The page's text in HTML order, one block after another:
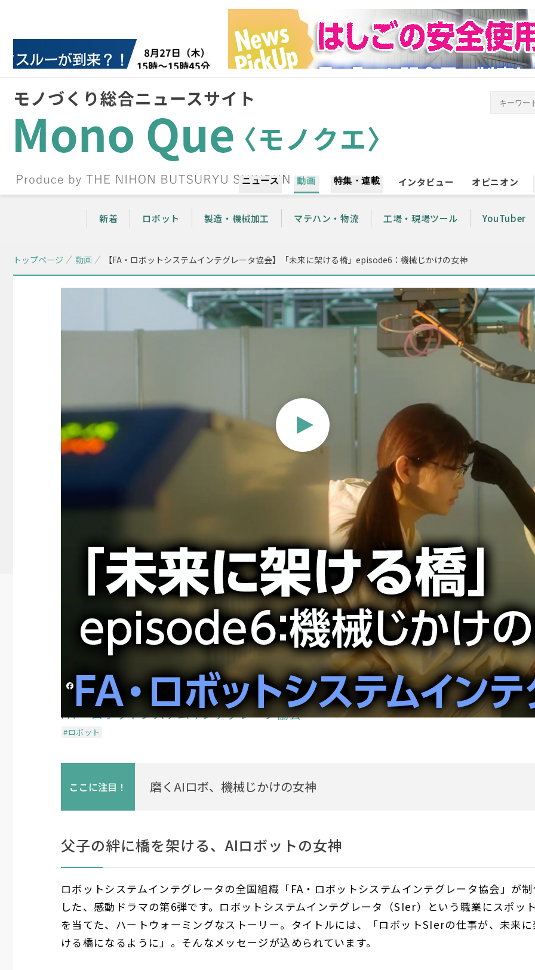
ニュース 動画 特集・連載 インタビュー オピニオン
新着 ロボット 製造・機械加工 マテハン・物流 工場・現場ツール YouTuber
トップページ 動画 【FA・ロボットシステムインテグレータ協会】「未来に架ける橋」episode6：機械じかけの女神
【FA・ロボットシステムインテグレータ協会】「未来
架ける橋」episode6：機械じかけの女神
この動画へのお問い合わせ
シェアする
FA ・ロボットシステムインテグレータ協会
#ロボット
ここに注目！ 磨くAIロボ、機械じかけの女神
父子の絆に橋を架ける、AIロボットの女神
ロボットシステムインテグレータの全国組織「FA・ロボットシステムインテグレータ協会」が
した、感動ドラマの第6弾です。ロボットシステムインテグレータ（SIer）という職業にスポッ
を当てた、ハートウォーミングなストーリー。タイトルには、「ロボットSIerの仕事が、未来
ける橋になるように」。そんなメッセージが込められています。